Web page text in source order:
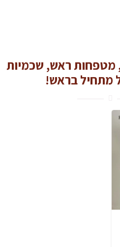
מטפחות ראש, שכמיות
מתחיל בראש!